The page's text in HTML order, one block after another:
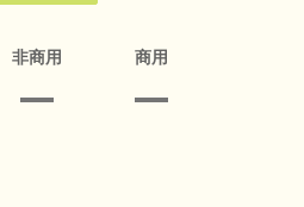
非商用 商用